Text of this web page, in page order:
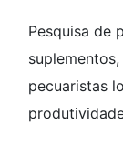
Pesquisa de
pecuaristas